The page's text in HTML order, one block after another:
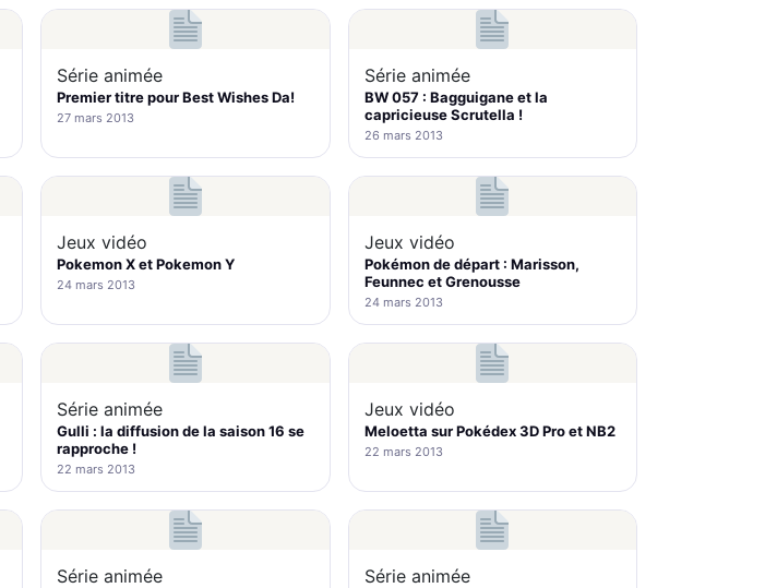
Série animée
Premier titre pour Best Wishes Da!
27 mars 2013
Série animée
BW 057 : Bagguigane et la
capricieuse Scrutella !
26 mars 2013
Jeux vidéo
Pokemon X et Pokemon Y
24 mars 2013
Jeux vidéo
Pokémon de départ : Marisson,
Feunnec et Grenousse
24 mars 2013
Série animée
Gulli : la diffusion de la saison 16 se
rapproche !
22 mars 2013
Jeux vidéo
Meloetta sur Pokédex 3D Pro et NB2
22 mars 2013
Série animée Série animée